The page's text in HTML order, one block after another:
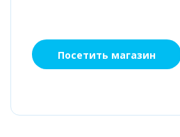
Посетить магазин